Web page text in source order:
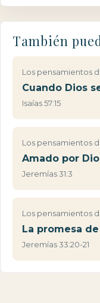
También
Los pensamientos
Cuando Dios
Isaías 57:15
Los pensamientos
Amado por
Jeremías 31:3
Los pensamientos
La promesa
Jeremías 33:20-21